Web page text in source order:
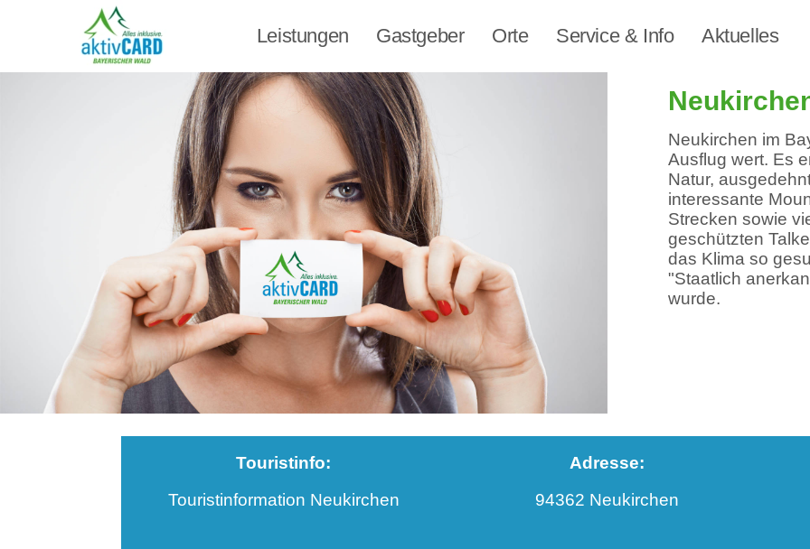
Leistungen Gastgeber Orte Service & Info Aktuelles
Neukirchen im
Ausflug wert. Es
Natur,
interessante
Strecken sowie
geschützten
das Klima so
"Staatlich
wurde.
Touristinfo:
Touristinformation Neukirchen
Adresse:
94362 Neukirchen